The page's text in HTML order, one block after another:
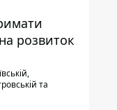
розвиток
та